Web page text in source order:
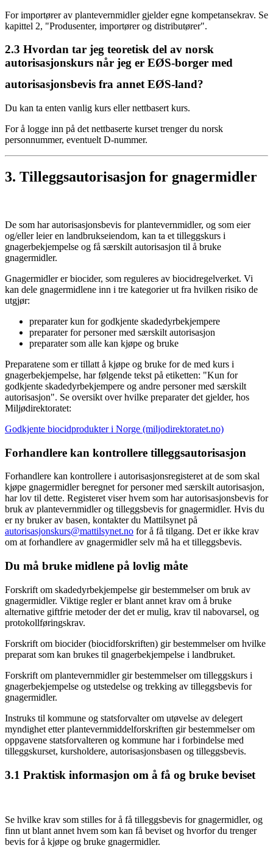
For importører av plantevernmidler gjelder egne kompetansekrav. Se
kapittel 2, "Produsenter, importører og distributører".
2.3 Hvordan tar jeg teoretisk del av norsk
autorisasjonskurs når jeg er EØS-borger med
autorisasjonsbevis fra annet EØS-land?
Du kan ta enten vanlig kurs eller nettbasert kurs.
For å logge inn på det nettbaserte kurset trenger du norsk
personnummer, eventuelt D-nummer.
3. Tilleggsautorisasjon for gnagermidler
De som har autorisasjonsbevis for plantevernmidler, og som eier
og/eller leier en landbrukseiendom, kan ta et tilleggskurs i
gnagerbekjempelse og få særskilt autorisasjon til å bruke
gnagermidler.
Gnagermidler er biocider, som reguleres av biocidregelverket. Vi
kan dele gnagermidlene inn i tre kategorier ut fra hvilken risiko de
utgjør:
preparater kun for godkjente skadedyrbekjempere
preparater for personer med særskilt autorisasjon
preparater som alle kan kjøpe og bruke
Preparatene som er tillatt å kjøpe og bruke for de med kurs i
gnagerbekjempelse, har følgende tekst på etiketten: "Kun for
godkjente skadedyrbekjempere og andre personer med særskilt
autorisasjon". Se oversikt over hvilke preparater det gjelder, hos
Miljødirektoratet:
Godkjente biocidprodukter i Norge (miljodirektoratet.no)
Forhandlere kan kontrollere tilleggsautorisasjon
Forhandlere kan kontrollere i autorisasjonsregisteret at de som skal
kjøpe gnagermidler beregnet for personer med særskilt autorisasjon,
har lov til dette. Registeret viser hvem som har autorisasjonsbevis for
bruk av plantevernmidler og tilleggsbevis for gnagermidler. Hvis du
er ny bruker av basen, kontakter du Mattilsynet på
autorisasjonskurs@mattilsynet.no for å få tilgang. Det er ikke krav
om at forhandlere av gnagermidler selv må ha et tilleggsbevis.
Du må bruke midlene på lovlig måte
Forskrift om skadedyrbekjempelse gir bestemmelser om bruk av
gnagermidler. Viktige regler er blant annet krav om å bruke
alternative giftfrie metoder der det er mulig, krav til nabovarsel, og
protokollføringskrav.
Forskrift om biocider (biocidforskriften) gir bestemmelser om hvilke
preparat som kan brukes til gnagerbekjempelse i landbruket.
Forskrift om plantevernmidler gir bestemmelser om tilleggskurs i
gnagerbekjempelse og utstedelse og trekking av tilleggsbevis for
gnagermidler.
Instruks til kommune og statsforvalter om utøvelse av delegert
myndighet etter plantevernmiddelforskriften gir bestemmelser om
oppgavene statsforvalteren og kommune har i forbindelse med
tilleggskurset, kursholdere, autorisasjonsbasen og tilleggsbevis.
3.1 Praktisk informasjon om å få og bruke beviset
Se hvilke krav som stilles for å få tilleggsbevis for gnagermidler, og
finn ut blant annet hvem som kan få beviset og hvorfor du trenger
bevis for å kjøpe og bruke gnagermidler.